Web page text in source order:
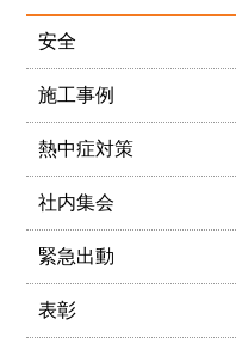
安全
施工事例
熱中症対策
社内集会
緊急出動
表彰